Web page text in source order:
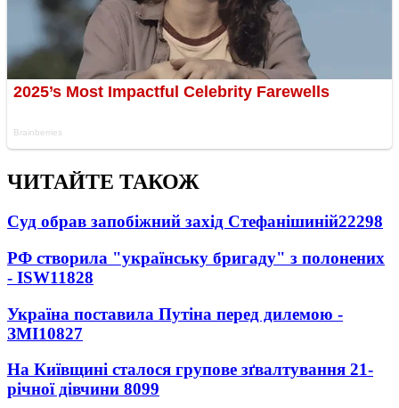
ЧИТАЙТЕ ТАКОЖ
Суд обрав запобіжний захід Стефанішиній22298
РФ створила "українську бригаду" з полонених
- ISW11828
Україна поставила Путіна перед дилемою -
ЗМІ10827
На Київщині сталося групове зґвалтування 21-
річної дівчини 8099